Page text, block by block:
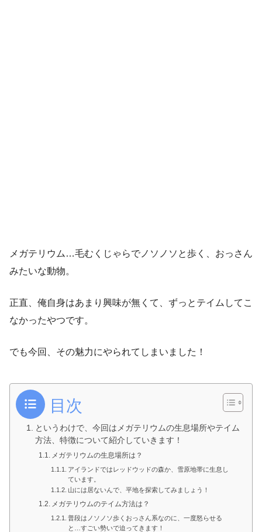
メガテリウム…毛むくじゃらでノソノソと歩く、おっさん
みたいな動物。
正直、俺自身はあまり興味が無くて、ずっとテイムしてこ
なかったやつです。
でも今回、その魅力にやられてしまいました！
目次
というわけで、今回はメガテリウムの生息場所やテイム
方法、特徴について紹介していきます！
メガテリウムの生息場所は？
アイランドではレッドウッドの森か、雪原地帯に生息し
ています。
山には居ないんで、平地を探索してみましょう！
メガテリウムのテイム方法は？
普段はノソノソ歩くおっさん系なのに、一度怒らせる
と…すごい勢いで迫ってきます！